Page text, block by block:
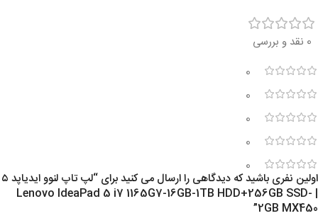
0 نقد و بررسی
0
0
0
0
0
اولین نفری باشید که دیدگاهی را ارسال می کنید برای “لپ تاپ لنوو ایدیاپد ۵
| Lenovo IdeaPad 5 i7 1165G7-16GB-1TB HDD+256GB SSD-
2GB MX450”